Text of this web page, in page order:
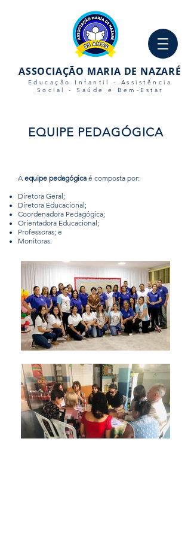
ASSOCIAÇÃO MARIA DE NAZARÉ
Educação Infantil - Assistência
Social - Saúde e Bem-Estar
AGUARDAMOS SEU
CONTATO
(61) 3357-7328
Email
crechemariadenazaredf@gmail.com
Horários
Segunda a Sexta:
EQUIPE PEDAGÓGICA
A equipe pedagógica é composta por:
Diretora Geral;
Diretora Educacional;
Coordenadora Pedagógica;
Orientadora Educacional;
Professoras; e
Monitoras.